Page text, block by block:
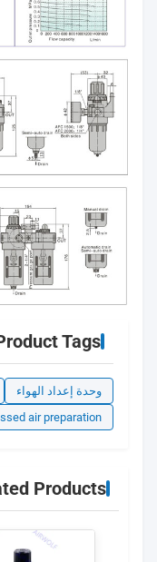
Tags
وحدة إعداد الهواء
air preparation
Products